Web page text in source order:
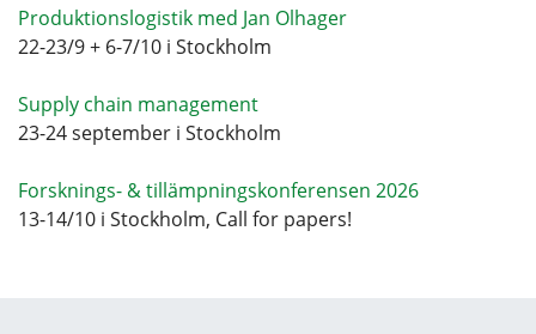
Produktionslogistik med Jan Olhager
22-23/9 + 6-7/10 i Stockholm
Supply chain management
23-24 september i Stockholm
Forsknings- & tillämpningskonferensen 2026
13-14/10 i Stockholm, Call for papers!